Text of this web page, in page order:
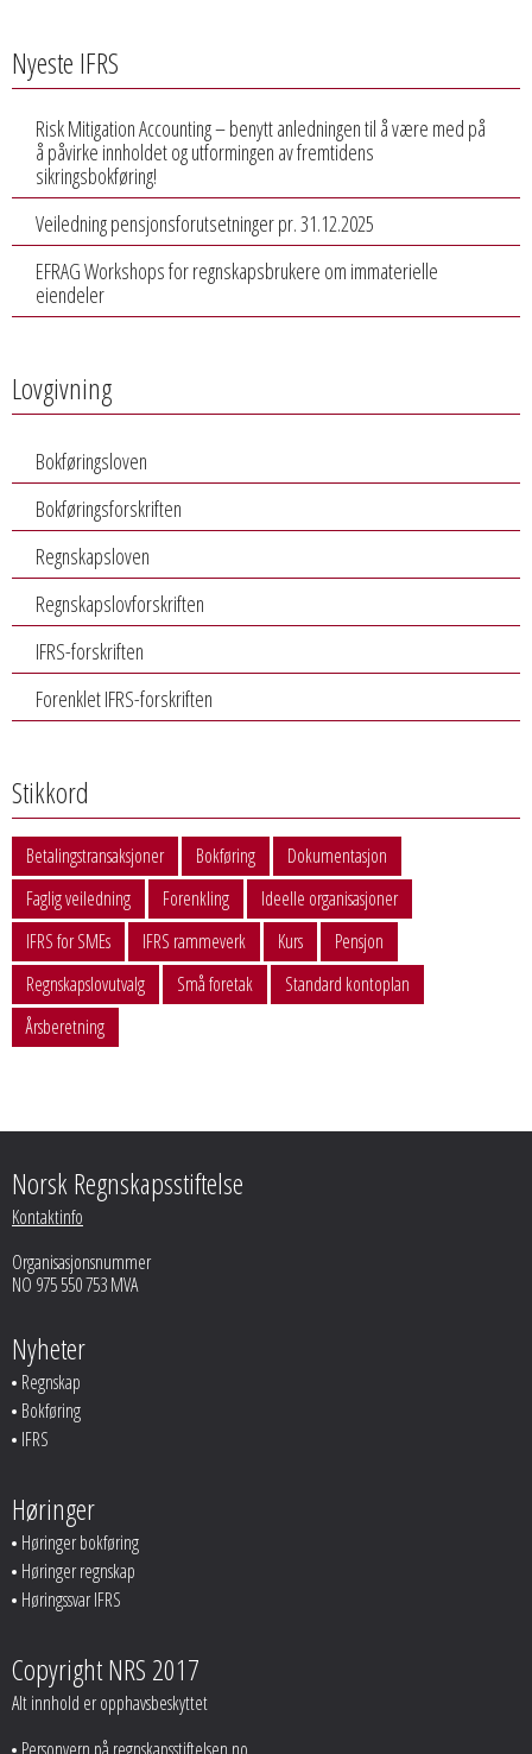
Nyeste IFRS
Risk Mitigation Accounting – benytt anledningen til å være med på
å påvirke innholdet og utformingen av fremtidens
sikringsbokføring!
Veiledning pensjonsforutsetninger pr. 31.12.2025
EFRAG Workshops for regnskapsbrukere om immaterielle
eiendeler
Lovgivning
Bokføringsloven
Bokføringsforskriften
Regnskapsloven
Regnskapslovforskriften
IFRS-forskriften
Forenklet IFRS-forskriften
Stikkord
Betalingstransaksjoner Bokføring
Dokumentasjon
Faglig veiledning
Forenkling
Ideelle organisasjoner
IFRS for SMEs
IFRS rammeverk Kurs
Pensjon
Regnskapslovutvalg
Små foretak
Standard kontoplan
Årsberetning
Norsk Regnskapsstiftelse
Kontaktinfo
Organisasjonsnummer
NO 975 550 753 MVA
Nyheter
Regnskap
Bokføring
IFRS
Høringer
Høringer bokføring
Høringer regnskap
Høringssvar IFRS
Copyright NRS 2017
Alt innhold er opphavsbeskyttet